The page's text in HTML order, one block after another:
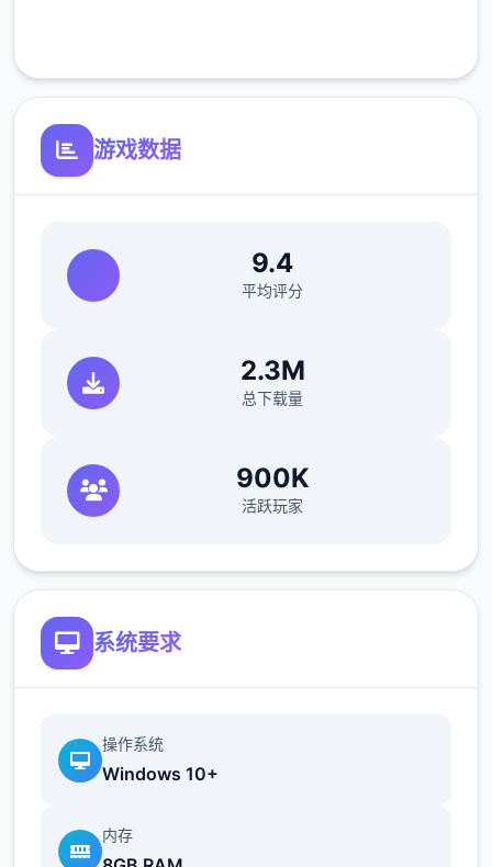
游戏数据
9.4
平均评分
2.3M
总下载量
900K
活跃玩家
系统要求
操作系统
Windows 10+
内存